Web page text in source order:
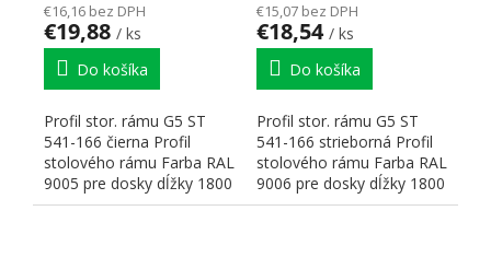
€16,16 bez DPH
€19,88 / ks
Do košíka
Profil stor. rámu G5 ST
541-166 čierna Profil
stolového rámu Farba RAL
9005 pre dosky dĺžky 1800
mm Rozmery:...
€15,07 bez DPH
€18,54 / ks
Do košíka
Profil stor. rámu G5 ST
541-166 strieborná Profil
stolového rámu Farba RAL
9006 pre dosky dĺžky 1800
mm Rozmery:...